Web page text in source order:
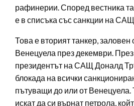
рафинерии. Според вестника
е в списъка със санкции на
Това е вторият танкер,
Венецуела през декември.
президентът на САЩ Доналд
блокада на всички
пътуващи до или от
искат да си върнат петрола,